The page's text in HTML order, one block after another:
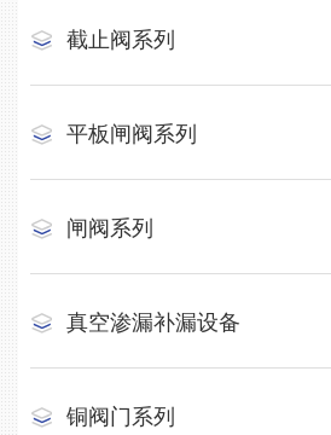
截止阀系列
平板闸阀系列
闸阀系列
真空渗漏补漏设备
铜阀门系列